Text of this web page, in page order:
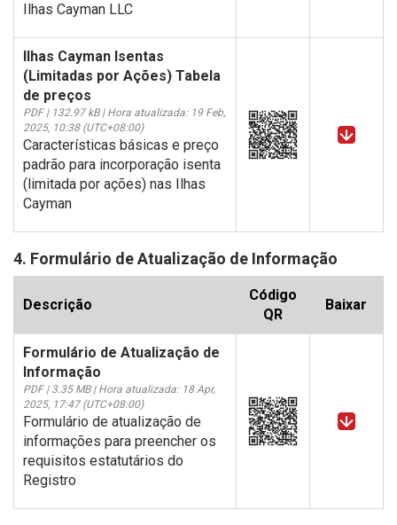
Ilhas Cayman LLC
Ilhas Cayman Isentas
(Limitadas por Ações) Tabela
de preços
PDF | 132.97 kB | Hora atualizada: 19 Feb,
2025, 10:38 (UTC+08:00)
Características básicas e preço
padrão para incorporação isenta
(limitada por ações) nas Ilhas
Cayman
4. Formulário de Atualização de Informação
Descrição
Código
QR
Baixar
Formulário de Atualização de
Informação
PDF | 3.35 MB | Hora atualizada: 18 Apr,
2025, 17:47 (UTC+08:00)
Formulário de atualização de
informações para preencher os
requisitos estatutários do
Registro